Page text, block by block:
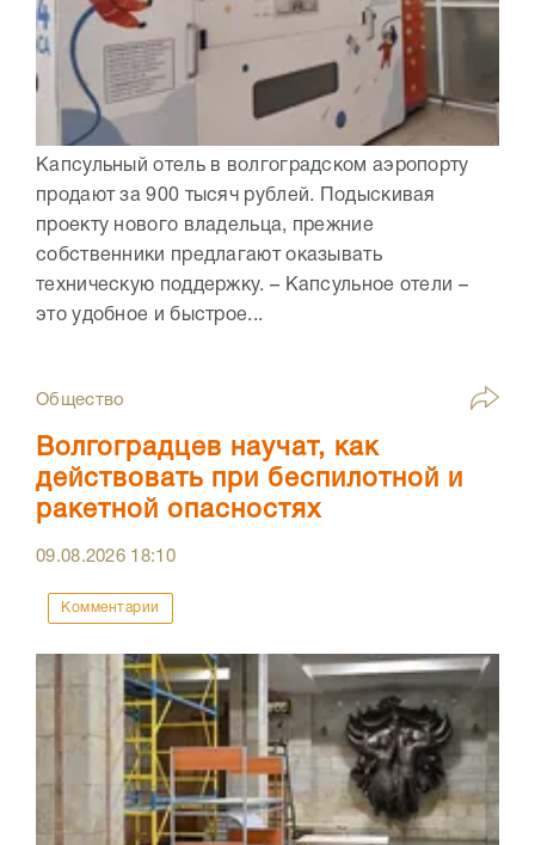
Капсульный отель в волгоградском аэропорту
продают за 900 тысяч рублей. Подыскивая
проекту нового владельца, прежние
собственники предлагают оказывать
техническую поддержку. – Капсульное отели –
это удобное и быстрое...
Общество
Волгоградцев научат, как
действовать при беспилотной и
ракетной опасностях
09.08.2026 18:10
Комментарии